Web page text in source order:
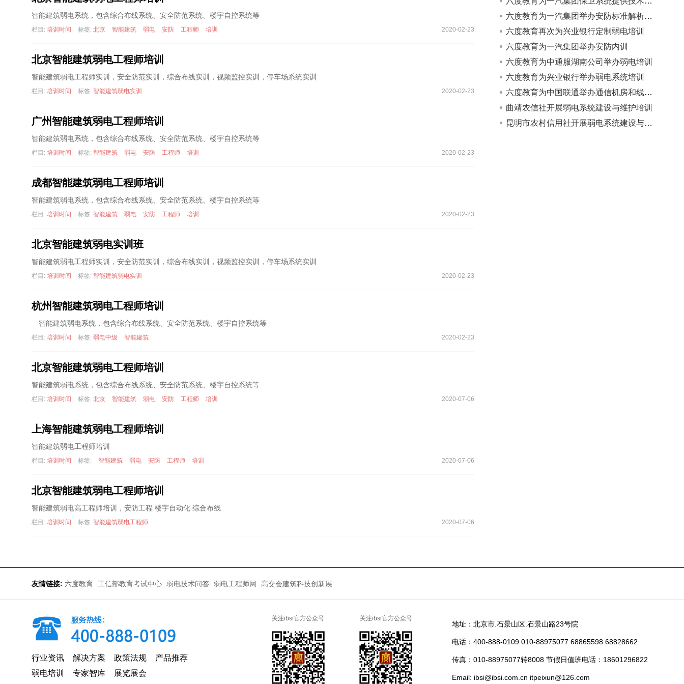
智能建筑弱电系统，包含综合布线系统、安全防范系统、楼宇自控系统等
栏目: 培训时间 标签: 北京 智能建筑 弱电 安防 工程师 培训 2020-02-23
北京智能建筑弱电工程师培训
智能建筑弱电工程师实训，安全防范实训，综合布线实训，视频监控实训，停车场系统实训
栏目: 培训时间 标签: 智能建筑弱电实训 2020-02-23
广州智能建筑弱电工程师培训
智能建筑弱电系统，包含综合布线系统、安全防范系统、楼宇自控系统等
栏目: 培训时间 标签: 智能建筑 弱电 安防 工程师 培训 2020-02-23
成都智能建筑弱电工程师培训
智能建筑弱电系统，包含综合布线系统、安全防范系统、楼宇自控系统等
栏目: 培训时间 标签: 智能建筑 弱电 安防 工程师 培训 2020-02-23
北京智能建筑弱电实训班
智能建筑弱电工程师实训，安全防范实训，综合布线实训，视频监控实训，停车场系统实训
栏目: 培训时间 标签: 智能建筑弱电实训 2020-02-23
杭州智能建筑弱电工程师培训
智能建筑弱电系统，包含综合布线系统、安全防范系统、楼宇自控系统等
栏目: 培训时间 标签: 弱电中级 智能建筑 2020-02-23
北京智能建筑弱电工程师培训
智能建筑弱电系统，包含综合布线系统、安全防范系统、楼宇自控系统等
栏目: 培训时间 标签: 北京 智能建筑 弱电 安防 工程师 培训 2020-07-06
上海智能建筑弱电工程师培训
智能建筑弱电工程师培训
栏目: 培训时间 标签: 智能建筑 弱电 安防 工程师 培训 2020-07-06
北京智能建筑弱电工程师培训
智能建筑弱电高工程师培训，安防工程 楼宇自动化 综合布线
栏目: 培训时间 标签: 智能建筑弱电工程师 2020-07-06
六度教育为一汽集团举办安防标准解析培训
六度教育再次为兴业银行定制弱电培训
六度教育为一汽集团举办安防内训
六度教育为中通服湖南公司举办弱电培训
六度教育为兴业银行举办弱电系统培训
六度教育为中国联通举办通信机房和线缆知识培训
曲靖农信社开展弱电系统建设与维护培训
昆明市农村信用社开展弱电系统建设与维护培训
友情链接: 六度教育 工信部教育考试中心 弱电技术问答 弱电工程师网 高交会建筑科技创新展
行业资讯 解决方案 政策法规
产品推荐
弱电培训
专家智库 展览展会
关注ibsi官方公众号 关注ibsi官方公众号
地址：北京市.石景山区.石景山路23号院
电话：400-888-0109 010-88975077 68865598 68828662
传真：010-88975077转8008 节假日值班电话：18601296822
Email: ibsi@ibsi.com.cn itpeixun@126.com